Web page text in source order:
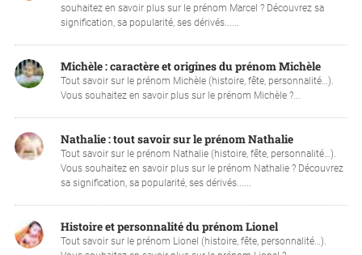
souhaitez en savoir plus sur le prénom Marcel ? Découvrez sa
signification, sa popularité, ses dérivés......
Michèle : caractère et origines du prénom Michèle
Tout savoir sur le prénom Michèle (histoire, fête, personnalité…).
Vous souhaitez en savoir plus sur le prénom Michèle ?...
Nathalie : tout savoir sur le prénom Nathalie
Tout savoir sur le prénom Nathalie (histoire, fête, personnalité…).
Vous souhaitez en savoir plus sur le prénom Nathalie ? Découvrez
sa signification, sa popularité, ses dérivés......
Histoire et personnalité du prénom Lionel
Tout savoir sur le prénom Lionel (histoire, fête, personnalité…).